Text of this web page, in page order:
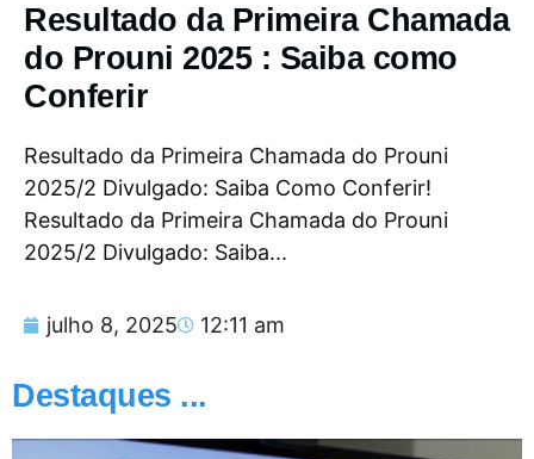
Resultado da Primeira Chamada
do Prouni 2025 : Saiba como
Conferir
Resultado da Primeira Chamada do Prouni
2025/2 Divulgado: Saiba Como Conferir!
Resultado da Primeira Chamada do Prouni
2025/2 Divulgado: Saiba...
julho 8, 2025 12:11 am
Destaques ...